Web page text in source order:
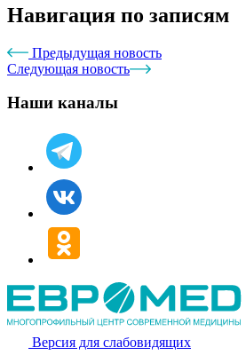
Навигация по записям
Предыдущая новость
Следующая новость
Наши каналы
Версия для слабовидящих